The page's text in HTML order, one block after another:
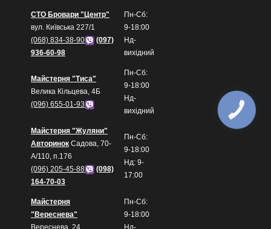
СТО Бровари "Центр"
вул. Київська 227/1
(068) 834-38-90
(097)
936-60-98
Пн-Сб:
9-18:00
Нд-
вихідний
Майстерня "Тиса"
Велика Кільцева, 4Б
(096) 655-01-93
Пн-Сб:
9-18:00
Нд-
вихідний
Майстерня "Жуляни"
Авторинок Садова, 70-
А/110, п.176
(096) 205-45-88
(098)
164-70-03
Пн-Сб:
9-18:00
Нд: 9-
17:00
Майстерня
"Вереснева"
Пн-Сб:
9-18:00